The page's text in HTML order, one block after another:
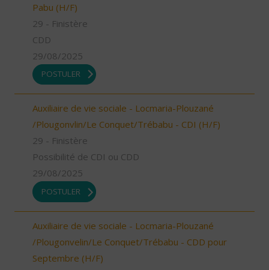
Pabu (H/F)
29 - Finistère
CDD
29/08/2025
POSTULER
Auxiliaire de vie sociale - Locmaria-Plouzané
/Plougonvlin/Le Conquet/Trébabu - CDI (H/F)
29 - Finistère
Possibilité de CDI ou CDD
29/08/2025
POSTULER
Auxiliaire de vie sociale - Locmaria-Plouzané
/Plougonvelin/Le Conquet/Trébabu - CDD pour
Septembre (H/F)